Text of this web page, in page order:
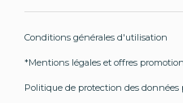
Conditions générales d'utilisation
*Mentions légales et offres
Politique de protection des données